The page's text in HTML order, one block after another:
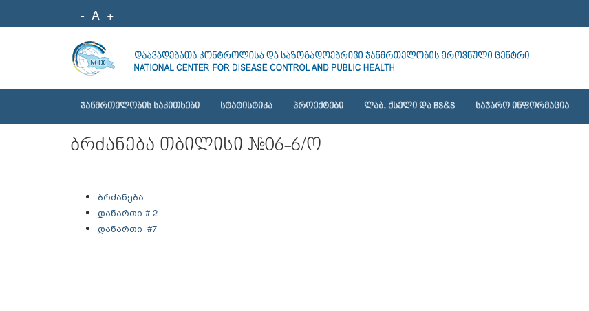
- A +
ᲯᲐᲜᲛᲠᲗᲔᲚᲝᲑᲘᲡ ᲡᲐᲙᲘᲗᲮᲔᲑᲘ ᲡᲢᲐᲢᲘᲡᲢᲘᲙᲐ ᲞᲠᲝᲔᲥᲢᲔᲑᲘ ᲚᲐᲑ. ᲥᲡᲔᲚᲘ ᲓᲐ BS&S ᲡᲐᲯᲐᲠᲝ ᲘᲜᲤᲝᲠᲛᲐᲪᲘᲐ
ბრძანება თბილისი #06-6/ო
ბრძანება
დანართი # 2
დანართი_#7